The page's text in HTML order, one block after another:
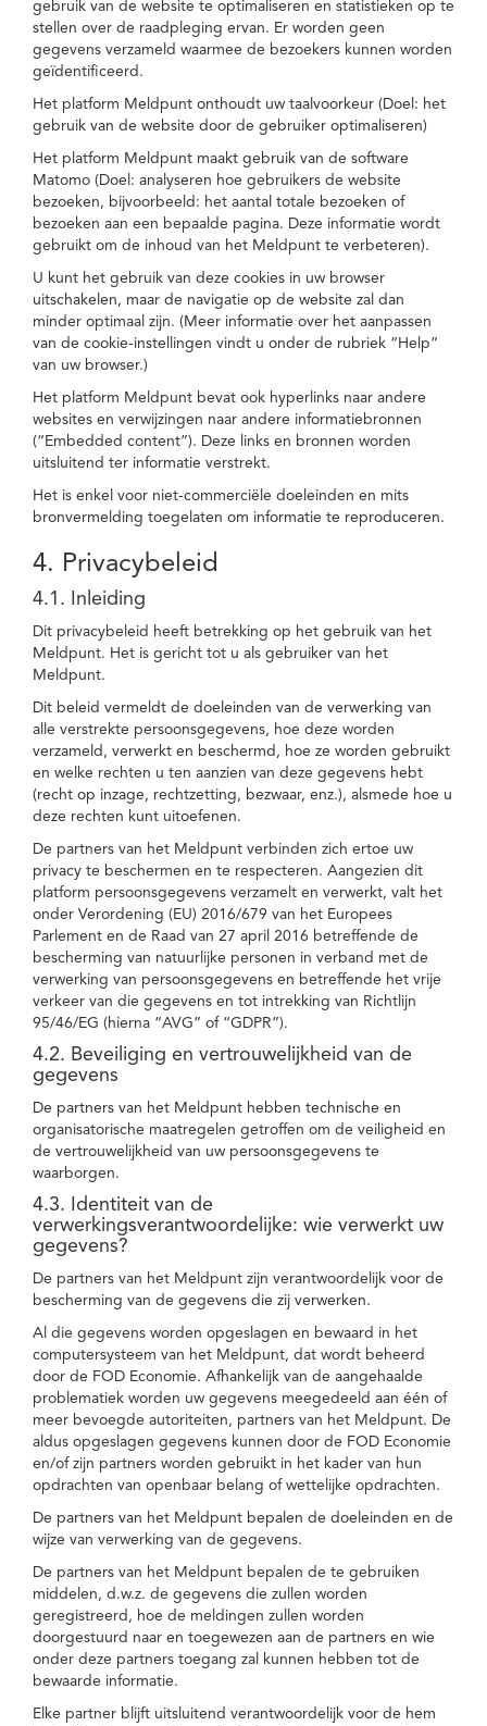
gebruik van de website te optimaliseren en statistieken op te
stellen over de raadpleging ervan. Er worden geen
gegevens verzameld waarmee de bezoekers kunnen worden
geïdentificeerd.
Het platform Meldpunt onthoudt uw taalvoorkeur (Doel: het
gebruik van de website door de gebruiker optimaliseren)
Het platform Meldpunt maakt gebruik van de software
Matomo (Doel: analyseren hoe gebruikers de website
bezoeken, bijvoorbeeld: het aantal totale bezoeken of
bezoeken aan een bepaalde pagina. Deze informatie wordt
gebruikt om de inhoud van het Meldpunt te verbeteren).
U kunt het gebruik van deze cookies in uw browser
uitschakelen, maar de navigatie op de website zal dan
minder optimaal zijn. (Meer informatie over het aanpassen
van de cookie-instellingen vindt u onder de rubriek “Help”
van uw browser.)
Het platform Meldpunt bevat ook hyperlinks naar andere
websites en verwijzingen naar andere informatiebronnen
(“Embedded content”). Deze links en bronnen worden
uitsluitend ter informatie verstrekt.
Het is enkel voor niet-commerciële doeleinden en mits
bronvermelding toegelaten om informatie te reproduceren.
4. Privacybeleid
4.1. Inleiding
Dit privacybeleid heeft betrekking op het gebruik van het
Meldpunt. Het is gericht tot u als gebruiker van het
Meldpunt.
Dit beleid vermeldt de doeleinden van de verwerking van
alle verstrekte persoonsgegevens, hoe deze worden
verzameld, verwerkt en beschermd, hoe ze worden gebruikt
en welke rechten u ten aanzien van deze gegevens hebt
(recht op inzage, rechtzetting, bezwaar, enz.), alsmede hoe u
deze rechten kunt uitoefenen.
De partners van het Meldpunt verbinden zich ertoe uw
privacy te beschermen en te respecteren. Aangezien dit
platform persoonsgegevens verzamelt en verwerkt, valt het
onder Verordening (EU) 2016/679 van het Europees
Parlement en de Raad van 27 april 2016 betreffende de
bescherming van natuurlijke personen in verband met de
verwerking van persoonsgegevens en betreffende het vrije
verkeer van die gegevens en tot intrekking van Richtlijn
95/46/EG (hierna “AVG” of “GDPR”).
4.2. Beveiliging en vertrouwelijkheid van de
gegevens
De partners van het Meldpunt hebben technische en
organisatorische maatregelen getroffen om de veiligheid en
de vertrouwelijkheid van uw persoonsgegevens te
waarborgen.
4.3. Identiteit van de
verwerkingsverantwoordelijke: wie verwerkt uw
gegevens?
De partners van het Meldpunt zijn verantwoordelijk voor de
bescherming van de gegevens die zij verwerken.
Al die gegevens worden opgeslagen en bewaard in het
computersysteem van het Meldpunt, dat wordt beheerd
door de FOD Economie. Afhankelijk van de aangehaalde
problematiek worden uw gegevens meegedeeld aan één of
meer bevoegde autoriteiten, partners van het Meldpunt. De
aldus opgeslagen gegevens kunnen door de FOD Economie
en/of zijn partners worden gebruikt in het kader van hun
opdrachten van openbaar belang of wettelijke opdrachten.
De partners van het Meldpunt bepalen de doeleinden en de
wijze van verwerking van de gegevens.
De partners van het Meldpunt bepalen de te gebruiken
middelen, d.w.z. de gegevens die zullen worden
geregistreerd, hoe de meldingen zullen worden
doorgestuurd naar en toegewezen aan de partners en wie
onder deze partners toegang zal kunnen hebben tot de
bewaarde informatie.
Elke partner blijft uitsluitend verantwoordelijk voor de hem